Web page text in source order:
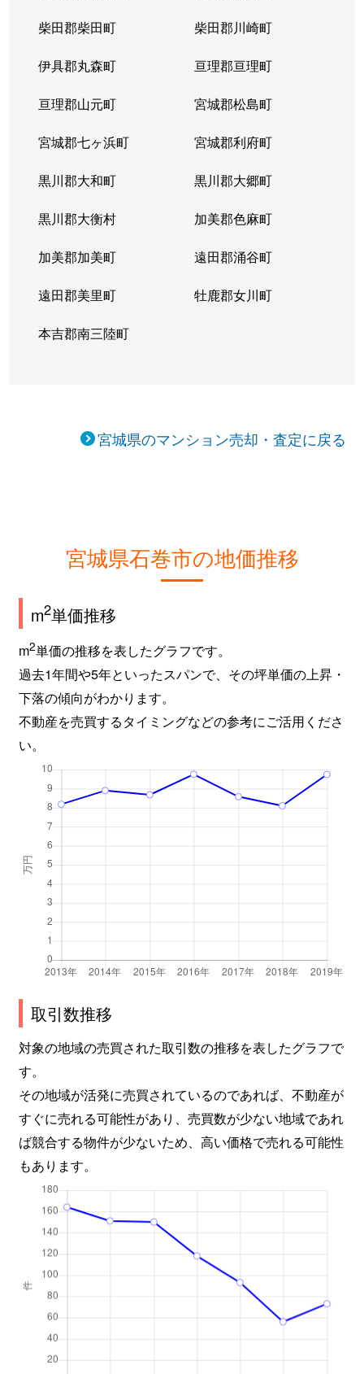
柴田郡柴田町 柴田郡川崎町
伊具郡丸森町 亘理郡亘理町
亘理郡山元町 宮城郡松島町
宮城郡七ヶ浜町 宮城郡利府町
黒川郡大和町 黒川郡大郷町
黒川郡大衡村 加美郡色麻町
加美郡加美町 遠田郡涌谷町
遠田郡美里町 牡鹿郡女川町
本吉郡南三陸町
宮城県のマンション売却・査定に戻る
宮城県石巻市の地価推移
m2単価推移
m2単価の推移を表したグラフです。
過去1年間や5年といったスパンで、その坪単価の上昇・
下落の傾向がわかります。
不動産を売買するタイミングなどの参考にご活用くださ
い。
取引数推移
対象の地域の売買された取引数の推移を表したグラフで
す。
その地域が活発に売買されているのであれば、不動産が
すぐに売れる可能性があり、売買数が少ない地域であれ
ば競合する物件が少ないため、高い価格で売れる可能性
もあります。